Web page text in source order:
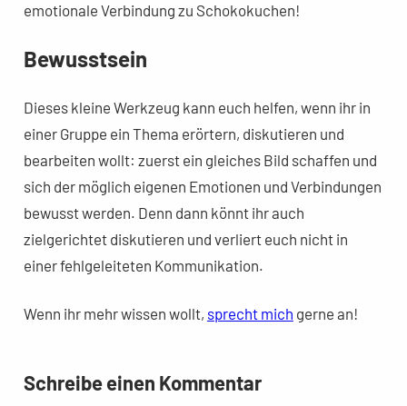
emotionale Verbindung zu Schokokuchen!
Bewusstsein
Dieses kleine Werkzeug kann euch helfen, wenn ihr in
einer Gruppe ein Thema erörtern, diskutieren und
bearbeiten wollt: zuerst ein gleiches Bild schaffen und
sich der möglich eigenen Emotionen und Verbindungen
bewusst werden. Denn dann könnt ihr auch
zielgerichtet diskutieren und verliert euch nicht in
einer fehlgeleiteten Kommunikation.
Wenn ihr mehr wissen wollt, sprecht mich gerne an!
Schreibe einen Kommentar